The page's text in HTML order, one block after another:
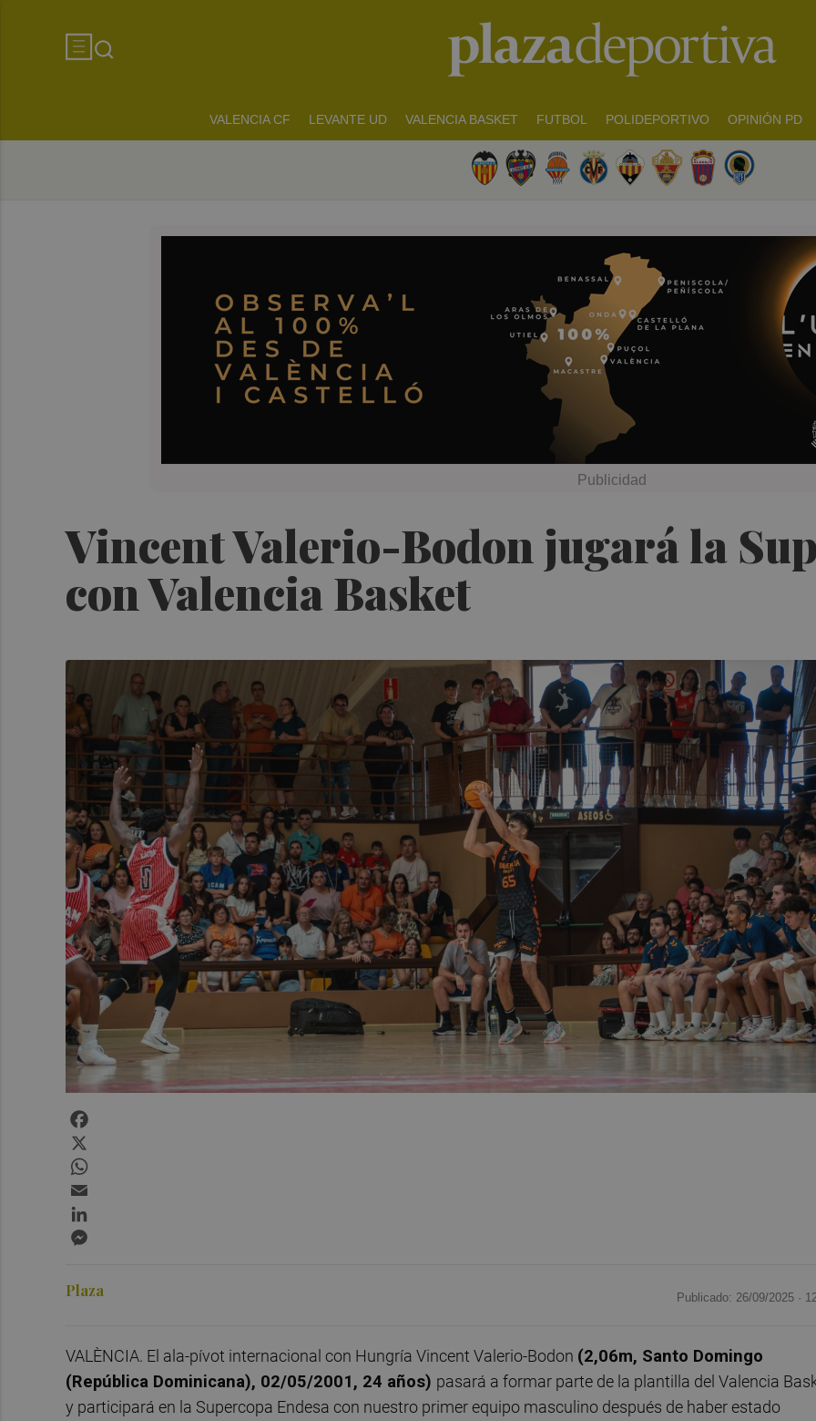
VALENCIA CF LEVANTE UD VALENCIA BASKET FUTBOL POLIDEPORTIVO OPINIÓN PD
Vincent Valerio-Bodon jugará la
con Valencia Basket
Plaza Publicado: 26/09/2025 ·
VALÈNCIA. El ala-pívot internacional con Hungría Vincent Valerio-Bodon (2,06m, Santo Domingo
(República Dominicana), 02/05/2001, 24 años) pasará a formar parte de la plantilla del Valencia
y participará en la Supercopa Endesa con nuestro primer equipo masculino después de haber estado